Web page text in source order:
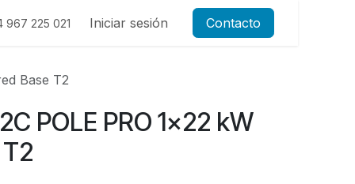
967 225 021 Iniciar sesión Contacto
Base T2
POLE PRO 1x22 kW